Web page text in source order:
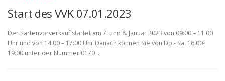
Start des VVK 07.01.2023
Der Kartenvorverkauf startet am 7. und 8. Januar 2023 von 09:00 – 11:00
Uhr und von 14:00 – 17:00 Uhr.Danach können Sie von Do.- Sa. 16:00-
19:00 unter der Nummer 0170 …